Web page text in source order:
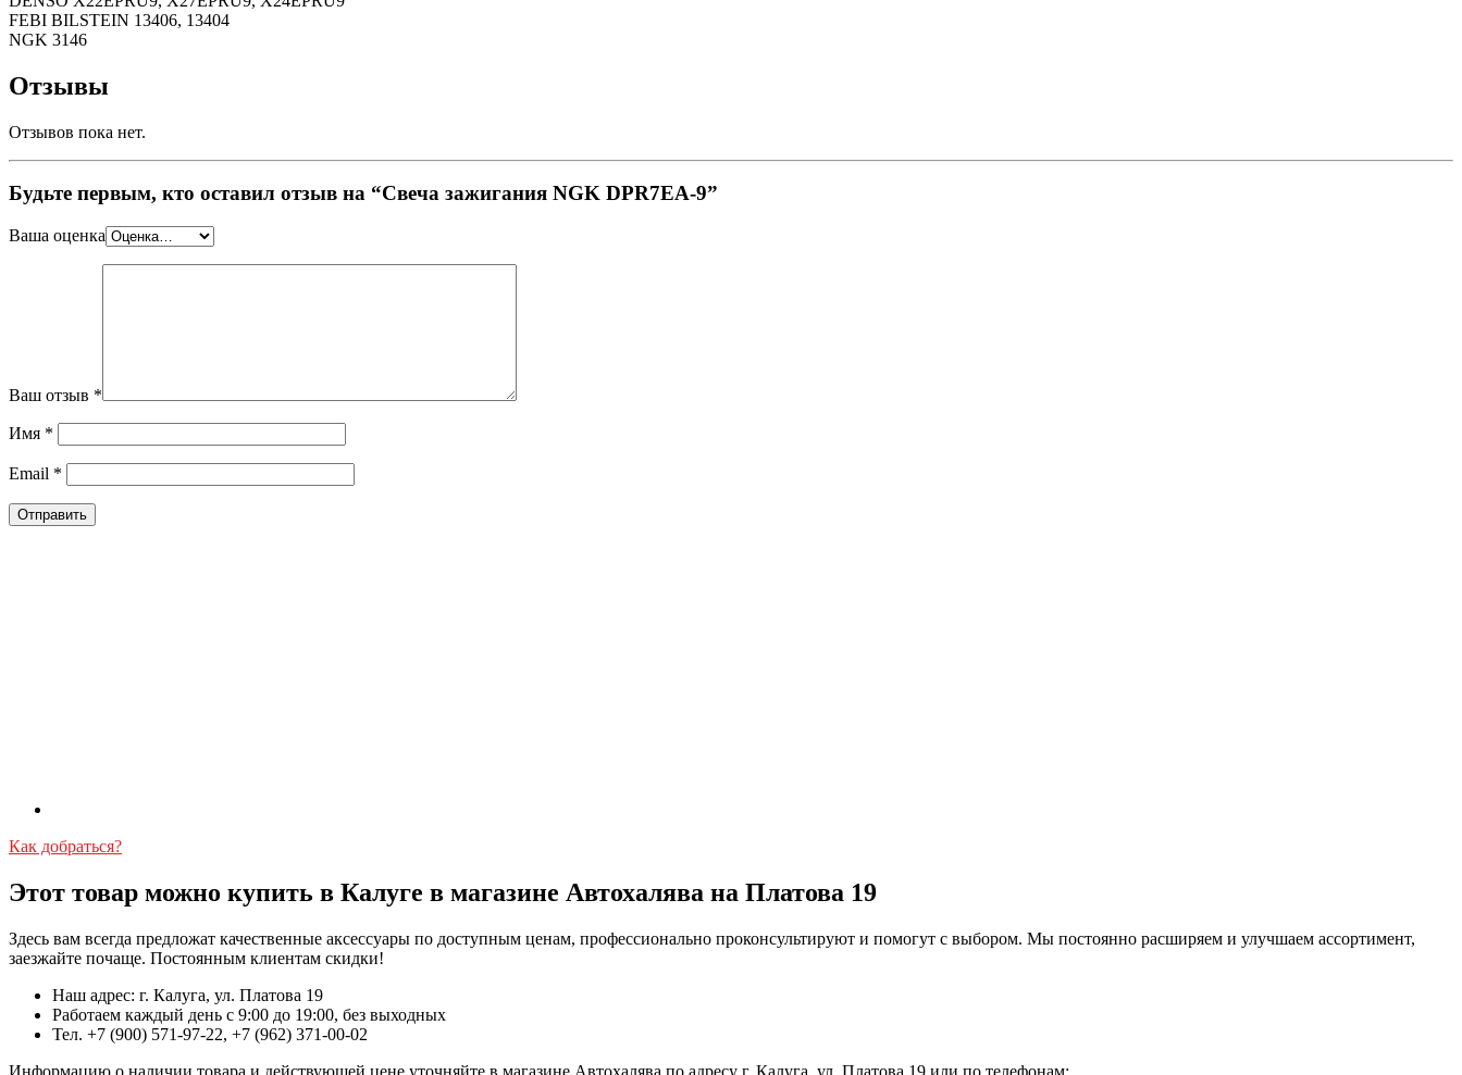
FEBI BILSTEIN 13406, 13404
NGK 3146
Отзывы
Отзывов пока нет.
Будьте первым, кто оставил отзыв на “Свеча зажигания NGK DPR7EA-9”
Ваша оценка
Ваш отзыв *
Имя *
Email *
Как добраться?
Этот товар можно купить в Калуге в магазине Автохалява на Платова 19
Здесь вам всегда предложат качественные аксессуары по доступным ценам, профессионально проконсультируют и помогут с выбором. Мы постоянно расширяем и улучшаем ассортимент,
заезжайте почаще. Постоянным клиентам скидки!
Наш адрес: г. Калуга, ул. Платова 19
Работаем каждый день с 9:00 до 19:00, без выходных
Тел. +7 (900) 571-97-22, +7 (962) 371-00-02
Информацию о наличии товара и действующей цене уточняйте в магазине Автохалява по адресу г. Калуга, ул. Платова 19 или по телефонам: